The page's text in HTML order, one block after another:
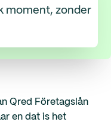
moment, zonder
Qred Företagslån
en dat is het